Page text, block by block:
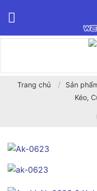
Trang chủ / Sản
Kéo,